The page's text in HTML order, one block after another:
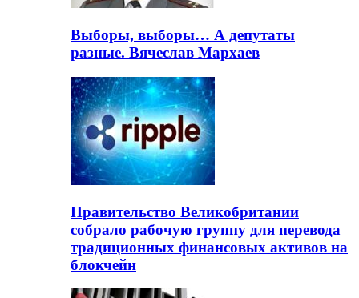
Выборы, выборы… А депутаты
разные. Вячеслав Мархаев
Правительство Великобритании
собрало рабочую группу для перевода
традиционных финансовых активов на
блокчейн